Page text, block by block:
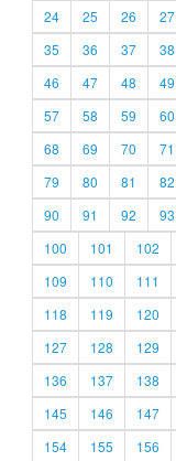
24
25 26 27
35
36 37 38
46
47 48 49
57
58 59 60
68
69 70 71
79
80 81 82
90
91 92 93
100
101 102
109
110 111
118
119 120
127
128 129
136
137 138
145
146 147
154
155 156